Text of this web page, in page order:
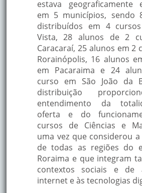
estava geograficamente
em 5 municípios, sendo
distribuídos em 4
Vista, 28 alunos de 2
Caracaraí, 25 alunos em 2
Rorainópolis, 16 alunos
em Pacaraima e 24
curso em São João da
distribuição
entendimento da
oferta e do
cursos de Ciências e
uma vez que considerou
de todas as regiões do
Roraima e que integram
contextos sociais e de
internet e às tecnologias